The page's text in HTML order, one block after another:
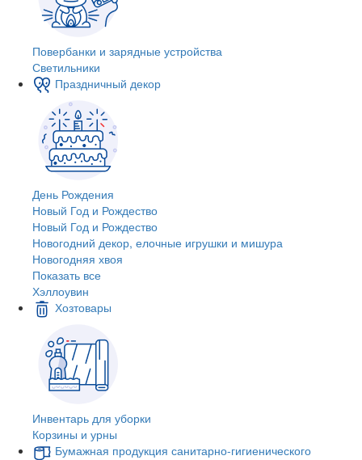
Повербанки и зарядные устройства
Светильники
Праздничный декор
День Рождения
Новый Год и Рождество
Новый Год и Рождество
Новогодний декор, елочные игрушки и мишура
Новогодняя хвоя
Показать все
Хэллоувин
Хозтовары
Инвентарь для уборки
Корзины и урны
Бумажная продукция санитарно-гигиенического